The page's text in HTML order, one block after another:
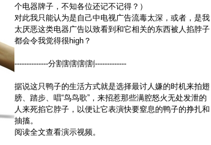
个电器牌子，不知各位还记不记得？）
对此我只能认为是自己中电视广告流毒太深，或者，是我
太厌恶这类电器广告以致看到和它相关的东西被人掐脖子
都会令我觉得很high？
--------------分割割割割割-------------
据说这只鸭子的生活方式就是选择最讨人嫌的时机来拍翅
膀、踏步、唱“鸟鸟歌”，来招惹那些满腔怒火无处发泄的
人来死掐它脖子，以便让它表演快要窒息的鸭子的挣扎和
抽搐。
阅读全文查看演示视频。